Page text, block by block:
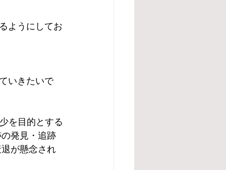
ようにしてお
いきたいで
を目的とする
発見・追跡
が懸念され